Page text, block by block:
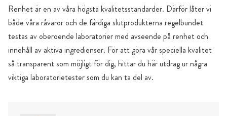
Renhet är en av våra högsta kvalitetsstandarder. Därför låter vi
både våra råvaror och de färdiga slutprodukterna regelbundet
testas av oberoende laboratorier med avseende på renhet och
innehåll av aktiva ingredienser. För att göra vår speciella kvalitet
så transparent som möjligt för dig, hittar du här utdrag ur några
viktiga laboratorietester som du kan ta del av.